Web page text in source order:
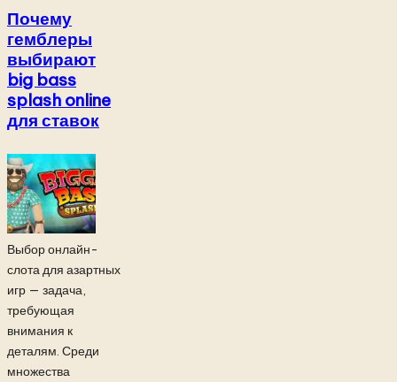
Почему
гемблеры
выбирают
big bass
splash online
для ставок
Выбор онлайн-
слота для азартных
игр — задача,
требующая
внимания к
деталям. Среди
множества